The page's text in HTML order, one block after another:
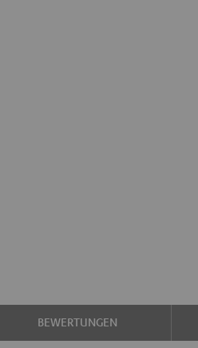
BEWERTUNGEN